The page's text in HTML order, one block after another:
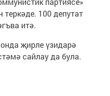
теркәде. 100 депутат
итә.
җирле үзидарә
сайлау да була.